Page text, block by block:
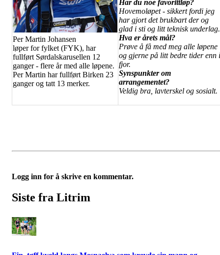
Per Martin Johansen
løper for fylket (FYK), har
fullført Sørdalskarusellen 12
ganger - flere år med alle løpene.
Per Martin har fullført Birken 23
ganger og tatt 13 merker.
Har du noe favorittløp?
Hovemoløpet - sikkert fordi jeg
har gjort det brukbart der og
glad i sti og litt teknisk underlag.
Hva er årets mål?
Prøve å få med meg alle løpene
og gjerne på litt bedre tider enn i
fjor.
Synspunkter om
arrangementet?
Veldig bra, lavterskel og sosialt.
Logg inn for å skrive en kommentar.
Siste fra Litrim